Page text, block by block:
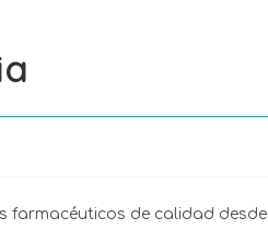
farmacéuticos de calidad desde